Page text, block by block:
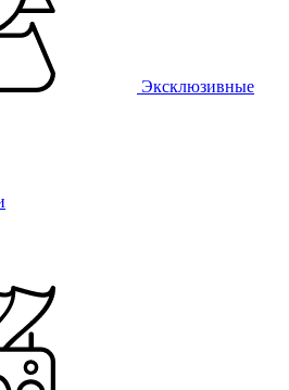
Эксклюзивные